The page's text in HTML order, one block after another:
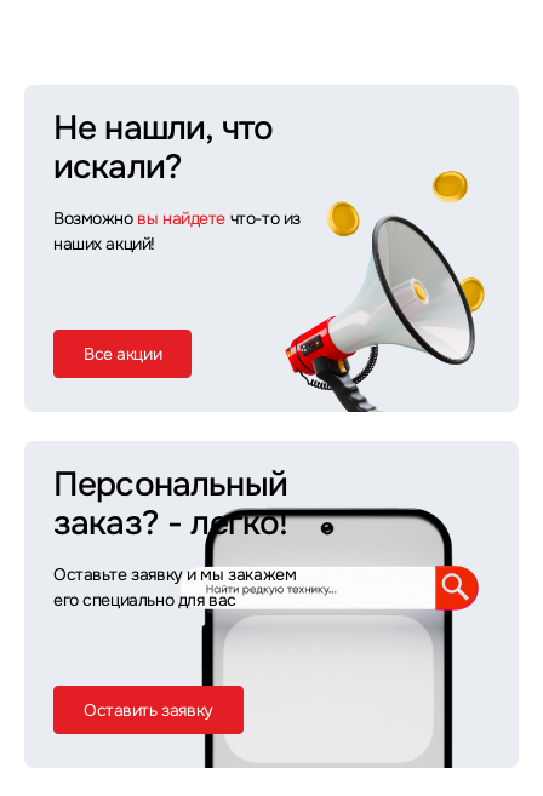
Не нашли, что
искали?
Возможно вы найдете что-то из
наших акций!
Все акции
Персональный
заказ? - легко!
Оставьте заявку и мы закажем
его специально для вас
Оставить заявку